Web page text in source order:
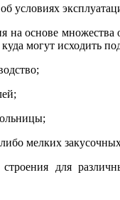
условиях
на основе
могут исходить
мелких
для